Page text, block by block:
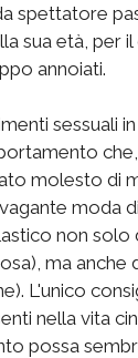
spettatore
sua età, per
annoiati.
sessuali
che,
molesto di
moda
non solo
ma anche
L'unico
nella vita
possa